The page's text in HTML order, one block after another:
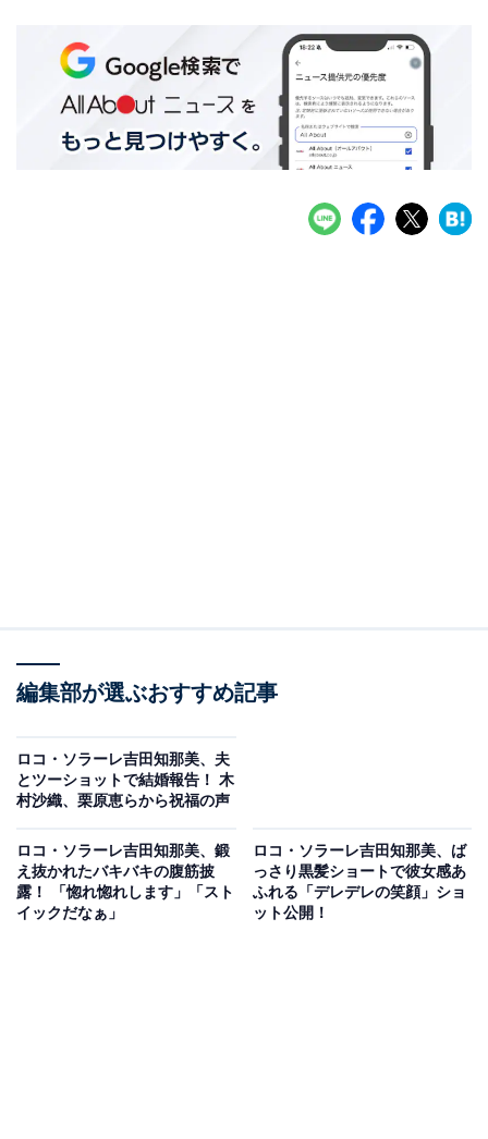
編集部が選ぶおすすめ記事
ロコ・ソラーレ吉田知那美、夫
とツーショットで結婚報告！ 木
村沙織、栗原恵らから祝福の声
ロコ・ソラーレ吉田知那美、鍛
え抜かれたバキバキの腹筋披
露！ 「惚れ惚れします」「スト
イックだなぁ」
ロコ・ソラーレ吉田知那美、ば
っさり黒髪ショートで彼女感あ
ふれる「デレデレの笑顔」ショ
ット公開！